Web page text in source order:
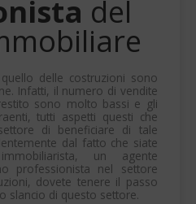
del
delle costruzioni sono
Infatti, il numero di vendite
sono molto bassi e gli
tutti aspetti questi che
di beneficiare di tale
dal fatto che siate
un agente
professionista nel settore
dovete tenere il passo
slancio di questo settore.